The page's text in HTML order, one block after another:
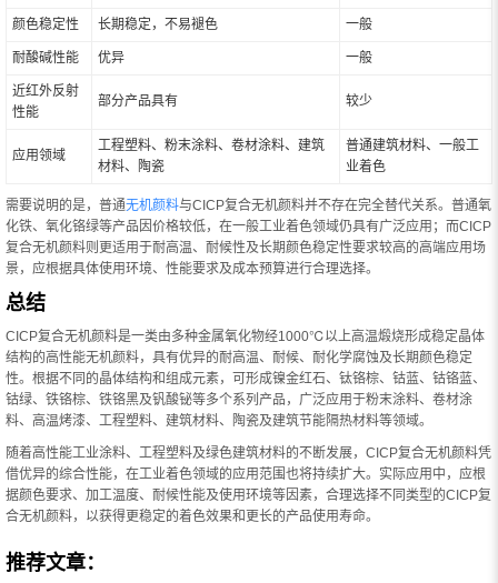
颜色稳定性 长期稳定，不易褪色 一般
耐酸碱性能 优异 一般
近红外反射
性能
部分产品具有 较少
应用领域
工程塑料、粉末涂料、卷材涂料、建筑
材料、陶瓷
普通建筑材料、一般工
业着色
需要说明的是，普通无机颜料与CICP复合无机颜料并不存在完全替代关系。普通氧
化铁、氧化铬绿等产品因价格较低，在一般工业着色领域仍具有广泛应用；而CICP
复合无机颜料则更适用于耐高温、耐候性及长期颜色稳定性要求较高的高端应用场
景，应根据具体使用环境、性能要求及成本预算进行合理选择。
总结
CICP复合无机颜料是一类由多种金属氧化物经1000℃以上高温煅烧形成稳定晶体
结构的高性能无机颜料，具有优异的耐高温、耐候、耐化学腐蚀及长期颜色稳定
性。根据不同的晶体结构和组成元素，可形成镍金红石、钛铬棕、钴蓝、钴铬蓝、
钴绿、铁铬棕、铁铬黑及钒酸铋等多个系列产品，广泛应用于粉末涂料、卷材涂
料、高温烤漆、工程塑料、建筑材料、陶瓷及建筑节能隔热材料等领域。
随着高性能工业涂料、工程塑料及绿色建筑材料的不断发展，CICP复合无机颜料凭
借优异的综合性能，在工业着色领域的应用范围也将持续扩大。实际应用中，应根
据颜色要求、加工温度、耐候性能及使用环境等因素，合理选择不同类型的CICP复
合无机颜料，以获得更稳定的着色效果和更长的产品使用寿命。
推荐文章：